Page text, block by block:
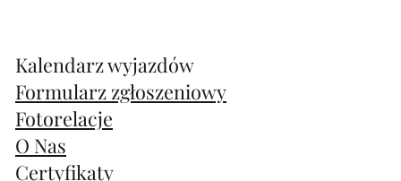
Kalendarz wyjazdów
Formularz zgłoszeniowy
Fotorelacje
O Nas
Certyfikaty